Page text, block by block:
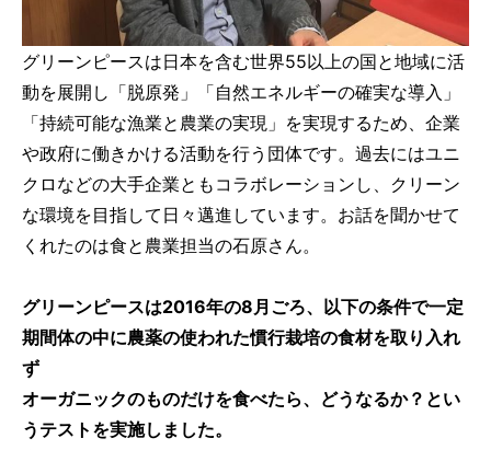
グリーンピースは日本を含む世界55以上の国と地域に活
動を展開し「脱原発」「自然エネルギーの確実な導入」
「持続可能な漁業と農業の実現」を実現するため、企業
や政府に働きかける活動を行う団体です。過去にはユニ
クロなどの大手企業ともコラボレーションし、クリーン
な環境を目指して日々邁進しています。お話を聞かせて
くれたのは食と農業担当の石原さん。
グリーンピースは2016年の8月ごろ、以下の条件で一定
期間体の中に農薬の使われた慣行栽培の食材を取り入れ
ず
オーガニックのものだけを食べたら、どうなるか？とい
うテストを実施しました。